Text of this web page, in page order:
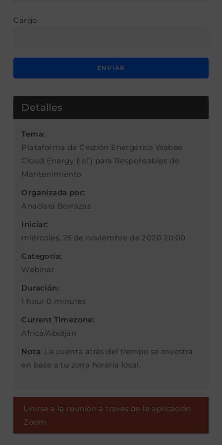
Cargo
Detalles
Tema:
Plataforma de Gestión Energética Wabee
Cloud Energy (IoT) para Responsables de
Mantenimiento
Organizada por:
Anaclara Borrazas
Iniciar:
miércoles, 25 de noviembre de 2020 20:00
Categoría:
Webinar
Duración:
1 hour 0 minutes
Current Timezone:
Africa/Abidjan
Nota: La cuenta atrás del tiempo se muestra
en base a tu zona horaria local.
Unirse a la reunión a través de la aplicación
Zoom